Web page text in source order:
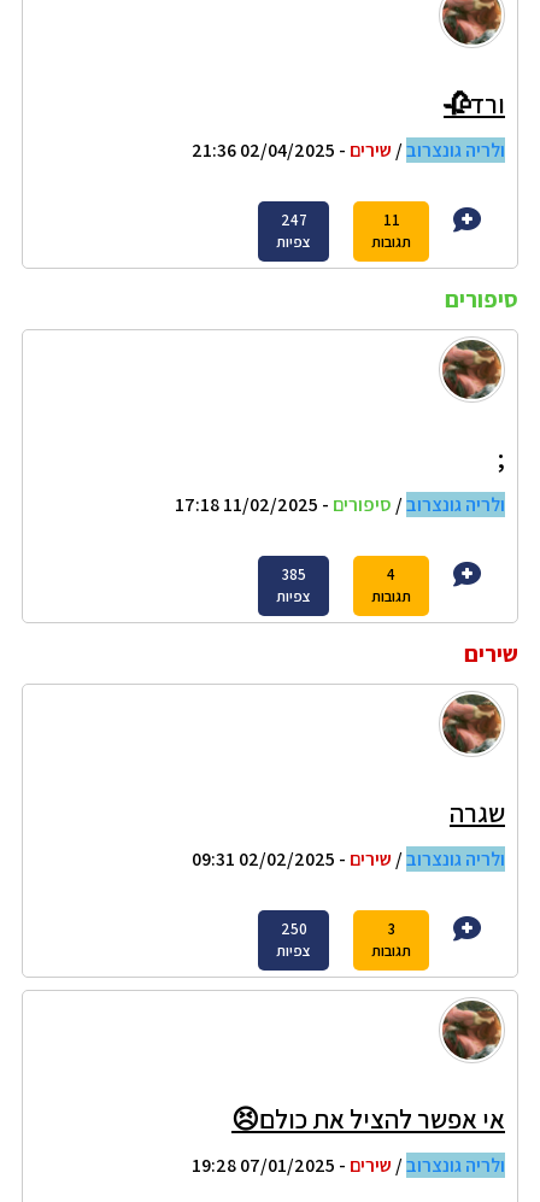
ורד🥀
ולריה גונצרוב/ שירים - 02/04/2025 21:36
11
תגובות
247
צפיות
סיפורים
;
ולריה גונצרוב/ סיפורים - 11/02/2025 17:18
4
תגובות
385
צפיות
שירים
שגרה
ולריה גונצרוב/ שירים - 02/02/2025 09:31
3
תגובות
250
צפיות
אי אפשר להציל את כולם😣
ולריה גונצרוב/ שירים - 07/01/2025 19:28